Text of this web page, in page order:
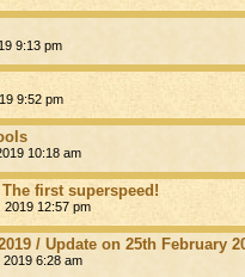
9:13 pm
9:52 pm
10:18 am
first superspeed!
2019 12:57 pm
/ Update on 25th February
6:28 am